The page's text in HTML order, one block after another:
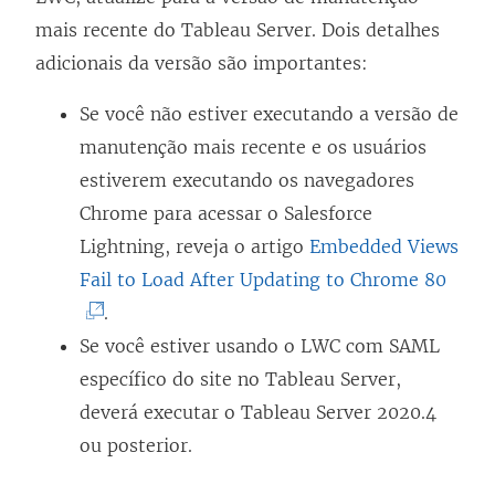
mais recente do Tableau Server. Dois detalhes
adicionais da versão são importantes:
Se você não estiver executando a versão de
manutenção mais recente e os usuários
estiverem executando os navegadores
Chrome para acessar o Salesforce
Lightning, reveja o artigo Embedded Views
Fail to Load After Updating to Chrome 80
.
Se você estiver usando o LWC com SAML
específico do site no Tableau Server,
deverá executar o Tableau Server 2020.4
ou posterior.